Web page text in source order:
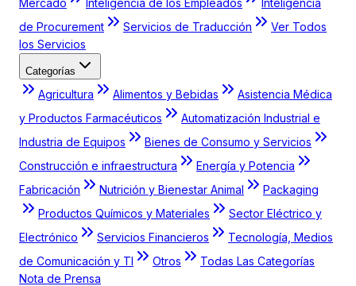
Mercado
Inteligencia de los Empleados
Inteligencia
de Procurement
Servicios de Traducción
Ver Todos
los Servicios
Categorías
Agricultura Alimentos y Bebidas
Asistencia Médica
y Productos Farmacéuticos
Automatización Industrial e
Industria de Equipos
Bienes de Consumo y Servicios
Construcción e infraestructura
Energía y Potencia
Fabricación
Nutrición y Bienestar Animal
Packaging
Productos Químicos y Materiales
Sector Eléctrico y
Electrónico
Servicios Financieros
Tecnología, Medios
de Comunicación y TI
Otros
Todas Las Categorías
Nota de Prensa